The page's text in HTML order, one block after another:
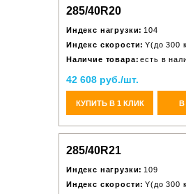
285/40R20
Индекс нагрузки: 104
Индекс скорости: Y(до 300
Наличие товара: есть в
42 608 руб./шт.
КУПИТЬ В 1 КЛИК В
285/40R21
Индекс нагрузки: 109
Индекс скорости: Y(до 300